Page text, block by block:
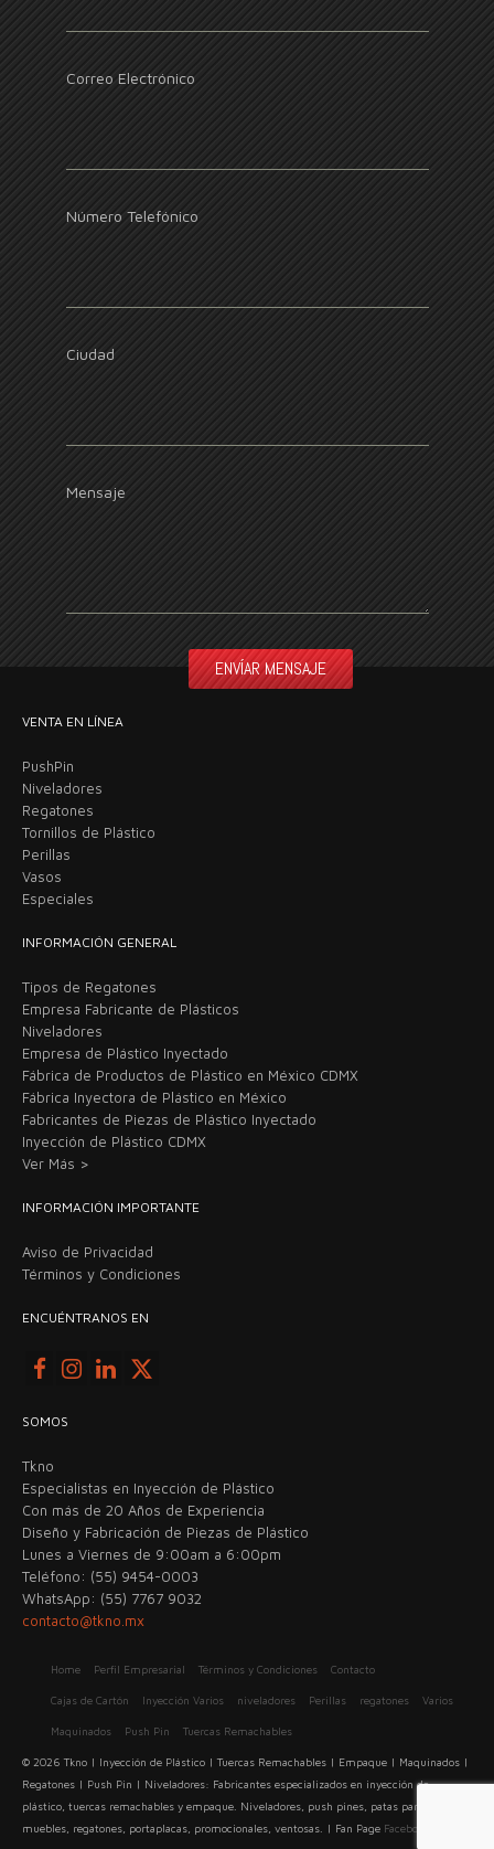
Correo Electrónico
Número Telefónico
Ciudad
Mensaje
VENTA EN LÍNEA
PushPin
Niveladores
Regatones
Tornillos de Plástico
Perillas
Vasos
Especiales
INFORMACIÓN GENERAL
Tipos de Regatones
Empresa Fabricante de Plásticos
Niveladores
Empresa de Plástico Inyectado
Fábrica de Productos de Plástico en México CDMX
Fábrica Inyectora de Plástico en México
Fabricantes de Piezas de Plástico Inyectado
Inyección de Plástico CDMX
Ver Más >
INFORMACIÓN IMPORTANTE
Aviso de Privacidad
Términos y Condiciones
ENCUÉNTRANOS EN
SOMOS
Tkno
Especialistas en Inyección de Plástico
Con más de 20 Años de Experiencia
Diseño y Fabricación de Piezas de Plástico
Lunes a Viernes de 9:00am a 6:00pm
Teléfono: (55) 9454-0003
WhatsApp: (55) 7767 9032
contacto@tkno.mx
Home Perfil Empresarial Términos y Condiciones Contacto
Cajas de Cartón Inyección Varios niveladores Perillas regatones Varios
Maquinados Push Pin Tuercas Remachables
© 2026 Tkno | Inyección de Plástico | Tuercas Remachables | Empaque | Maquinados |
Regatones | Push Pin | Niveladores: Fabricantes especializados en inyección de
plástico, tuercas remachables y empaque. Niveladores, push pines, patas para
muebles, regatones, portaplacas, promocionales, ventosas. | Fan Page Facebook